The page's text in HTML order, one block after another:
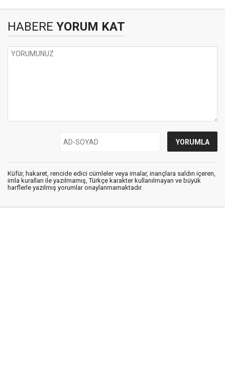
HABERE YORUM KAT
Küfür, hakaret, rencide edici cümleler veya imalar, inançlara saldırı içeren,
imla kuralları ile yazılmamış, Türkçe karakter kullanılmayan ve büyük
harflerle yazılmış yorumlar onaylanmamaktadır.